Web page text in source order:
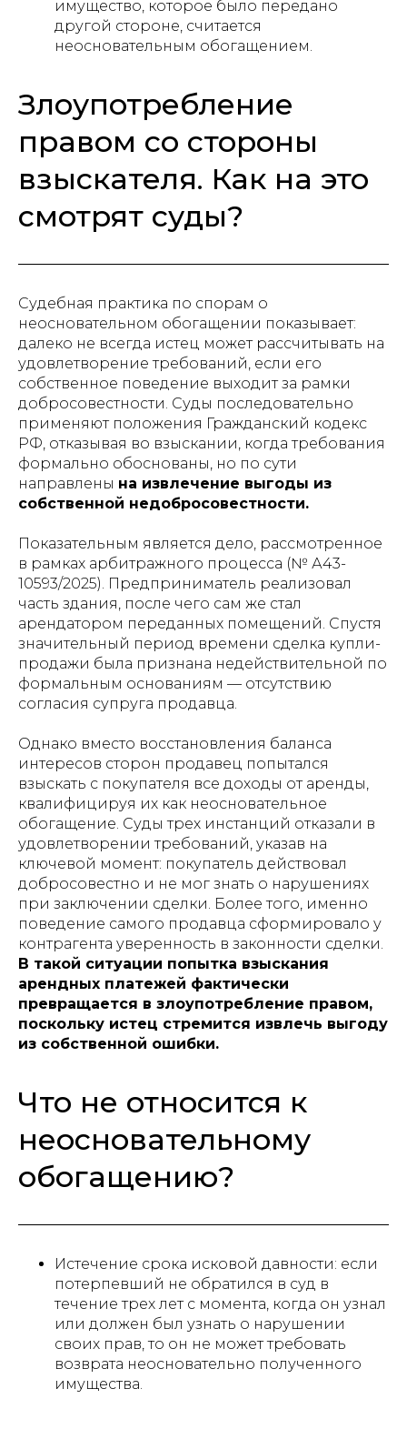
имущество, которое было передано
другой стороне, считается
неосновательным обогащением.
Злоупотребление
правом со стороны
взыскателя. Как на это
смотрят суды?
Судебная практика по спорам о
неосновательном обогащении показывает:
далеко не всегда истец может рассчитывать на
удовлетворение требований, если его
собственное поведение выходит за рамки
добросовестности. Суды последовательно
применяют положения Гражданский кодекс
РФ, отказывая во взыскании, когда требования
формально обоснованы, но по сути
направлены на извлечение выгоды из
собственной недобросовестности.
Показательным является дело, рассмотренное
в рамках арбитражного процесса (№ А43-
10593/2025). Предприниматель реализовал
часть здания, после чего сам же стал
арендатором переданных помещений. Спустя
значительный период времени сделка купли-
продажи была признана недействительной по
формальным основаниям — отсутствию
согласия супруга продавца.
Однако вместо восстановления баланса
интересов сторон продавец попытался
взыскать с покупателя все доходы от аренды,
квалифицируя их как неосновательное
обогащение. Суды трех инстанций отказали в
удовлетворении требований, указав на
ключевой момент: покупатель действовал
добросовестно и не мог знать о нарушениях
при заключении сделки. Более того, именно
поведение самого продавца сформировало у
контрагента уверенность в законности сделки.
В такой ситуации попытка взыскания
арендных платежей фактически
превращается в злоупотребление правом,
поскольку истец стремится извлечь выгоду
из собственной ошибки.
Что не относится к
неосновательному
обогащению?
Истечение срока исковой давности: если
потерпевший не обратился в суд в
течение трех лет с момента, когда он узнал
или должен был узнать о нарушении
своих прав, то он не может требовать
возврата неосновательно полученного
имущества.